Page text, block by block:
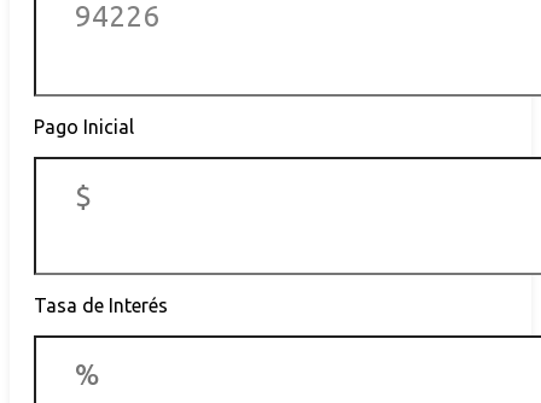
Pago Inicial
Tasa de Interés